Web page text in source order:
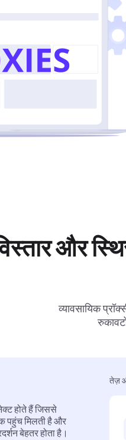
और
व्यावसायिक
होते हैं जिससे
पहुंच मिलती है और
बेहतर होता है।
तेज़